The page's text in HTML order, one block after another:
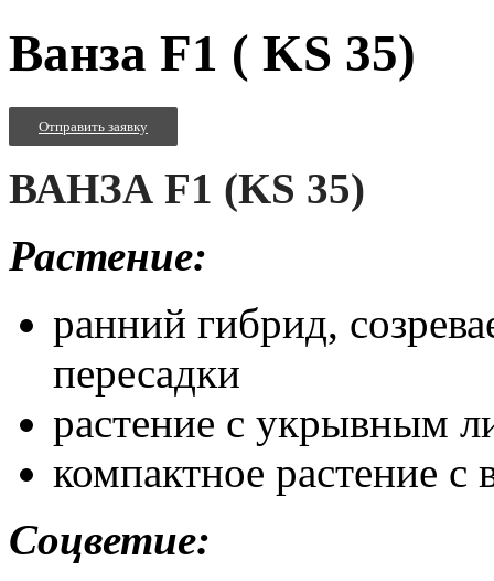
Ванза F1 ( KS 35)
Отправить заявку
ВАНЗА F1 (KS 35)
Растение:
ранний гибрид,
пересадки
растение с укрывным
компактное растение с
Соцветие: